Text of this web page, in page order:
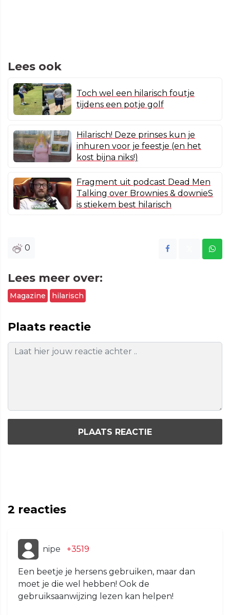
Lees ook
Toch wel een hilarisch foutje
tijdens een potje golf
Hilarisch! Deze prinses kun je
inhuren voor je feestje (en het
kost bijna niks!)
Fragment uit podcast Dead Men
Talking over Brownies & downieS
is stiekem best hilarisch
0
Lees meer over:
Magazine hilarisch
Plaats reactie
PLAATS REACTIE
2 reacties
nipe +3519
Een beetje je hersens gebruiken, maar dan
moet je die wel hebben! Ook de
gebruiksaanwijzing lezen kan helpen!